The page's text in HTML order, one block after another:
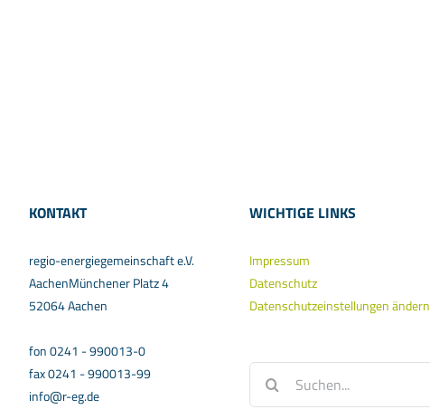
KONTAKT
regio-energiegemeinschaft e.V.
AachenMünchener Platz 4
52064 Aachen
fon 0241 - 990013-0
fax 0241 - 990013-99
info@r-eg.de
WICHTIGE LINKS
Impressum
Datenschutz
Datenschutzeinstellungen ändern
nach: